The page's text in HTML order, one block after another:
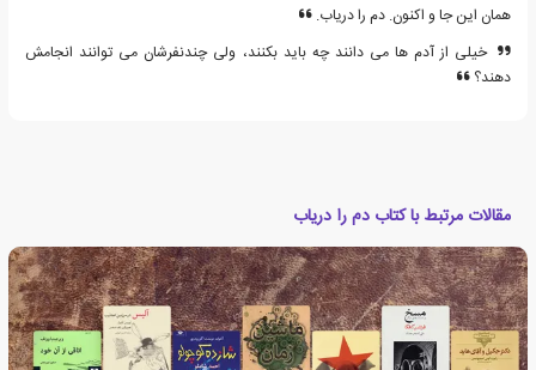
همان این جا و اکنون. دم را دریاب.
خیلی از آدم ها می دانند چه باید بکنند، ولی چندنفرشان می توانند انجامش
دهند؟
مقالات مرتبط با کتاب دم را دریاب